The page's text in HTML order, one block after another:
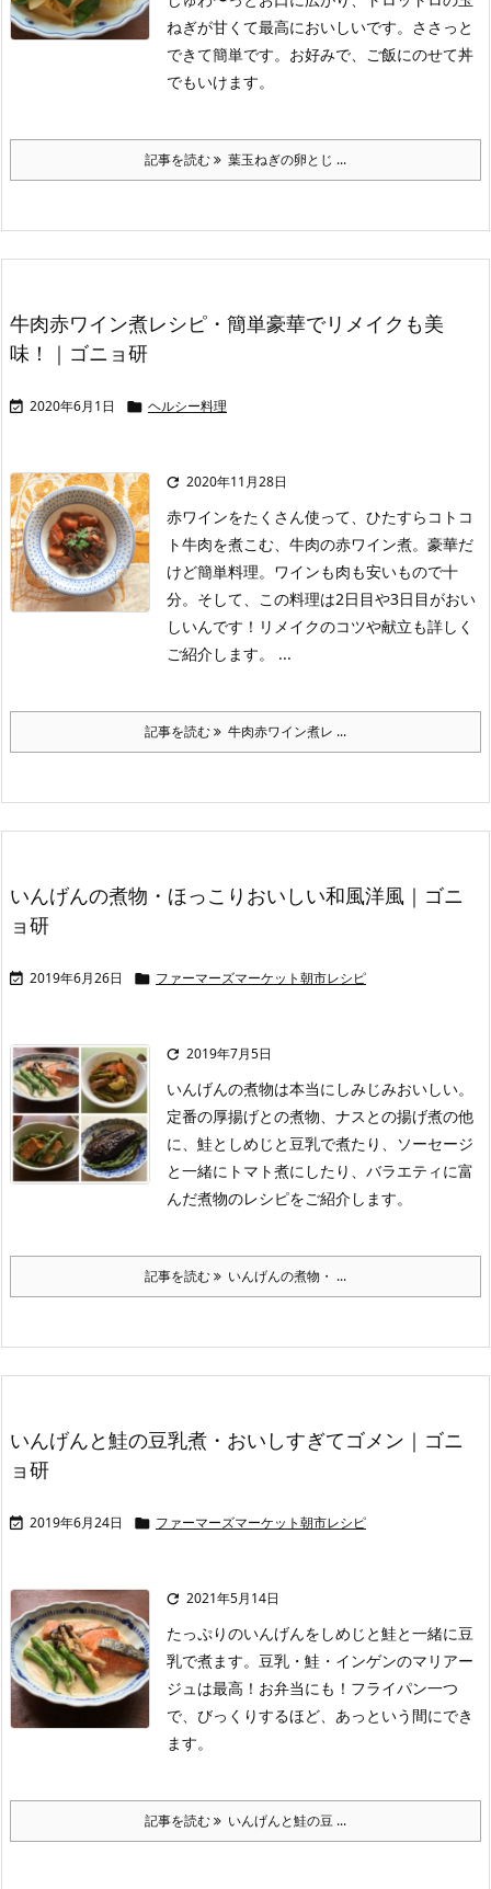
ねぎが甘くて最高においしいです。ささっと
できて簡単です。お好みで、ご飯にのせて丼
でもいけます。
記事を読む 葉玉ねぎの卵とじ ...
牛肉赤ワイン煮レシピ・簡単豪華でリメイクも美
味！｜ゴニョ研
 2020年6月1日  ヘルシー料理
 2020年11月28日
赤ワインをたくさん使って、ひたすらコトコ
ト牛肉を煮こむ、牛肉の赤ワイン煮。豪華だ
けど簡単料理。ワインも肉も安いもので十
分。そして、この料理は2日目や3日目がおい
しいんです！ リメイクのコツや献立も詳しく
ご紹介します。 ...
記事を読む 牛肉赤ワイン煮レ ...
いんげんの煮物・ほっこりおいしい和風洋風｜ゴニ
ョ研
 2019年6月26日  ファーマーズマーケット朝市レシピ
 2019年7月5日
いんげんの煮物は本当にしみじみおいしい。
定番の厚揚げとの煮物、ナスとの揚げ煮の他
に、鮭としめじと豆乳で煮たり、ソーセージ
と一緒にトマト煮にしたり、バラエティに富
んだ煮物のレシピをご紹介します。
記事を読む いんげんの煮物・ ...
いんげんと鮭の豆乳煮・おいしすぎてゴメン｜ゴニ
ョ研
 2019年6月24日  ファーマーズマーケット朝市レシピ
 2021年5月14日
たっぷりのいんげんをしめじと鮭と一緒に豆
乳で煮ます。豆乳・鮭・インゲンのマリアー
ジュは最高！お弁当にも！フライパン一つ
で、びっくりするほど、あっという間にでき
ます。
記事を読む いんげんと鮭の豆 ...